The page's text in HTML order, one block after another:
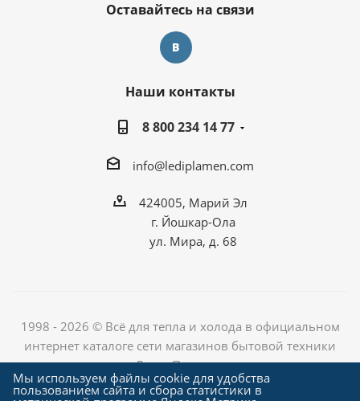
Оставайтесь на связи
Наши контакты
8 800 234 14 77
info@lediplamen.com
424005, Марий Эл
г. Йошкар-Ола
ул. Мира, д. 68
1998 - 2026 © Всё для тепла и холода в официальном
интернет каталоге сети магазинов бытовой техники
«Лед и Пламень»
Мы используем файлы cookie для удобства
пользованием сайта и сбора статистики в